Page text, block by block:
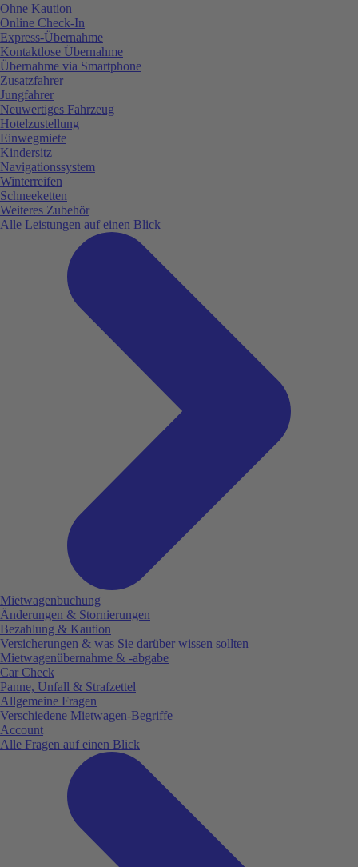
Ohne Kaution
Online Check-In
Express-Übernahme
Kontaktlose Übernahme
Übernahme via Smartphone
Zusatzfahrer
Jungfahrer
Neuwertiges Fahrzeug
Hotelzustellung
Einwegmiete
Kindersitz
Navigationssystem
Winterreifen
Schneeketten
Weiteres Zubehör
Alle Leistungen auf einen Blick
Mietwagenbuchung
Änderungen & Stornierungen
Bezahlung & Kaution
Versicherungen & was Sie darüber wissen sollten
Mietwagenübernahme & -abgabe
Car Check
Panne, Unfall & Strafzettel
Allgemeine Fragen
Verschiedene Mietwagen-Begriffe
Account
Alle Fragen auf einen Blick